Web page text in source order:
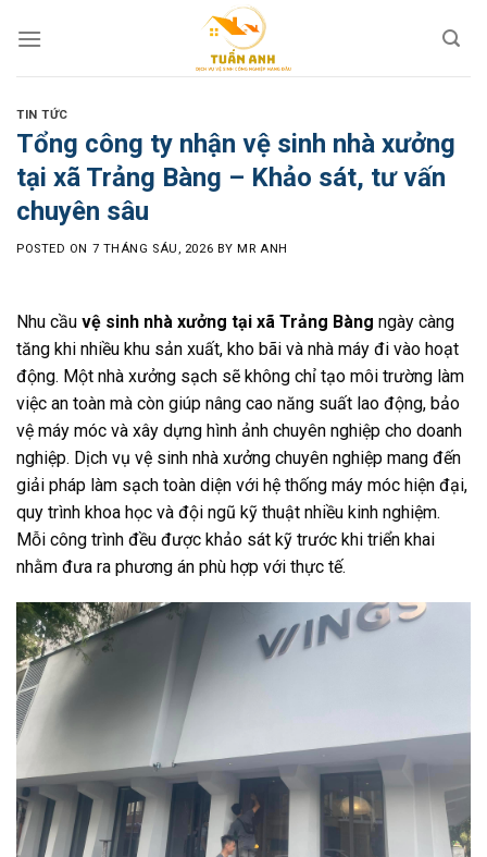
TIN TỨC
Tổng công ty nhận vệ sinh nhà xưởng
tại xã Trảng Bàng – Khảo sát, tư vấn
chuyên sâu
POSTED ON 7 THÁNG SÁU, 2026 BYMR ANH
Nhu cầu vệ sinh nhà xưởng tại xã Trảng Bàng ngày càng
tăng khi nhiều khu sản xuất, kho bãi và nhà máy đi vào hoạt
động. Một nhà xưởng sạch sẽ không chỉ tạo môi trường làm
việc an toàn mà còn giúp nâng cao năng suất lao động, bảo
vệ máy móc và xây dựng hình ảnh chuyên nghiệp cho doanh
nghiệp. Dịch vụ vệ sinh nhà xưởng chuyên nghiệp mang đến
giải pháp làm sạch toàn diện với hệ thống máy móc hiện đại,
quy trình khoa học và đội ngũ kỹ thuật nhiều kinh nghiệm.
Mỗi công trình đều được khảo sát kỹ trước khi triển khai
nhằm đưa ra phương án phù hợp với thực tế.